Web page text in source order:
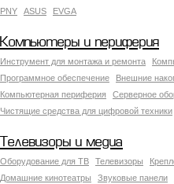
PNY
ASUS EVGA
Компьютеры и периферия
Инструмент для монтажа и ремонта
Программное обеспечение
Внешние
Компьютерная периферия
Серверное
Чистящие средства для цифровой техники
Телевизоры и медиа
Оборудование для ТВ Телевизоры
Домашние кинотеатры
Звуковые панели